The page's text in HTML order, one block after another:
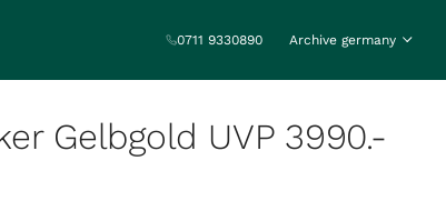
0711 9330890 Archive germany
Gelbgold UVP 3990.-